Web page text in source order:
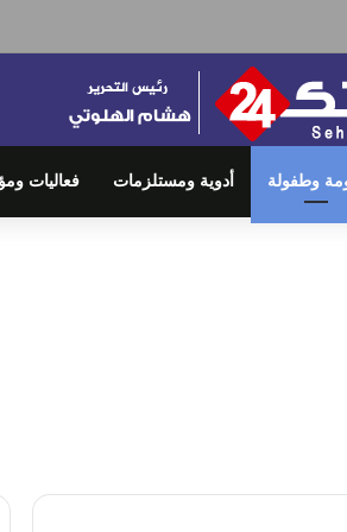
وطفولة أدوية ومستلزمات فعاليات